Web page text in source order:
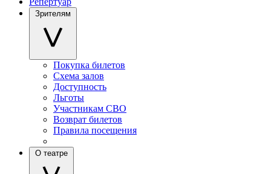
Зрителям
Покупка билетов
Схема залов
Доступность
Льготы
Участникам СВО
Возврат билетов
Правила посещения
О театре